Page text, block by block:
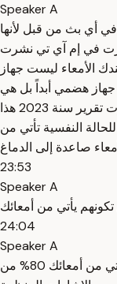
Speaker A
أي بث من قبل لأنها
في إم آي تي نشرت
الأمعاء ليست جهاز
جهاز هضمي أبداً بل هي
مركز المزاج الحقيقي جمعت هارفارد نشرت تقرير سنة 2023 هذا
للحالة النفسية تأتي من
23:53
Speaker A
24:04
Speaker A
أمانك يأتي من أمعائك خوفك وقلقك يأتي من أمعائك 80% من